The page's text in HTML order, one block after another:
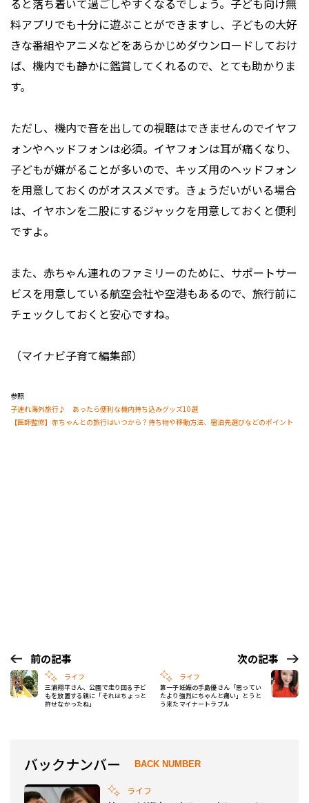
ると落ち着いて過ごしやすくなるでしょう。子ども向け無
料アプリでも十分に遊ぶことができますし、子どもの大好
きな番組やアニメなどをあらかじめダウンロードしておけ
ば、機内でも静かに鑑賞してくれるので、とても助かりま
す。
ただし、機内で音を出しての視聴はできませんのでイヤフ
ォンやヘッドフォンは必須。イヤフォンは耳が痛くなり、
子どもが嫌がることが多いので、キッズ用のヘッドフォン
を用意しておくのがオススメです。きょうだいがいる場合
は、イヤホンを二股にするジャックを用意しておくと便利
ですよ。
また、赤ちゃん連れのファミリーのために、サポートサー
ビスを用意している航空会社や空港もあるので、旅行前に
チェックしておくと安心ですね。
（マイナビ子育て編集部）
参照
子連れ海外旅行♪ あったら便利な機内持ち込みグッズ10選
【医師監修】赤ちゃんとの旅行はいつから？持ち物や移動方法、宿泊先選びなどのポイント
前の記事
ライフ
三浦翔平さん、公園で走り回る子ど
もを放置する親に「それはちょっと
許せなかったね」
次の記事
ライフ
第一子妊娠の手島優さん「思ってい
たより強烈にちゃんと痛い」とうと
う来たマイナートラブル
バックナンバー BACK NUMBER
ライフ